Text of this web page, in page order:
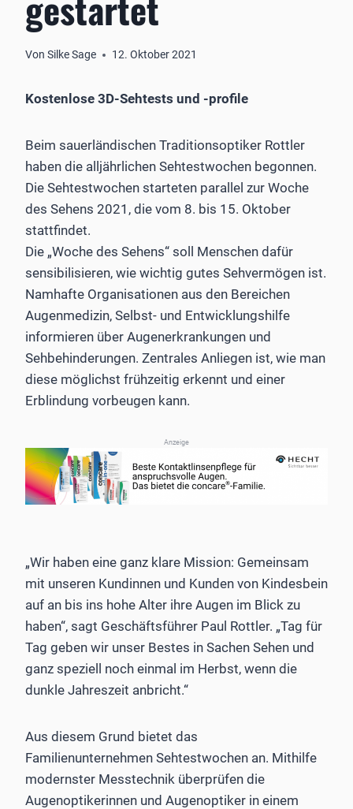
Von Silke Sage 12. Oktober 2021
Kostenlose 3D-Sehtests und -profile
Beim sauerländischen Traditionsoptiker Rottler
haben die alljährlichen Sehtestwochen begonnen.
Die Sehtestwochen starteten parallel zur Woche
des Sehens 2021, die vom 8. bis 15. Oktober
stattfindet.
Die „Woche des Sehens“ soll Menschen dafür
sensibilisieren, wie wichtig gutes Sehvermögen ist.
Namhafte Organisationen aus den Bereichen
Augenmedizin, Selbst- und Entwicklungshilfe
informieren über Augenerkrankungen und
Sehbehinderungen. Zentrales Anliegen ist, wie man
diese möglichst frühzeitig erkennt und einer
Erblindung vorbeugen kann.
Anzeige
„Wir haben eine ganz klare Mission: Gemeinsam
mit unseren Kundinnen und Kunden von Kindesbein
auf an bis ins hohe Alter ihre Augen im Blick zu
haben“, sagt Geschäftsführer Paul Rottler. „Tag für
Tag geben wir unser Bestes in Sachen Sehen und
ganz speziell noch einmal im Herbst, wenn die
dunkle Jahreszeit anbricht.“
Aus diesem Grund bietet das
Familienunternehmen Sehtestwochen an. Mithilfe
modernster Messtechnik überprüfen die
Augenoptikerinnen und Augenoptiker in einem